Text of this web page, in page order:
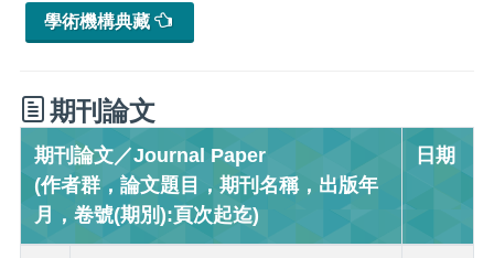
學術機構典藏
期刊論文
期刊論文／Journal Paper
(作者群，論文題目，期刊名稱，出版年
月，卷號(期別):頁次起迄)
日期